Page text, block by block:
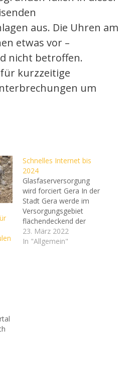
aus. Die Uhren am
etwas vor –
nicht betroffen.
kurzzeitige
um
Schnelles Internet bis
2024
Glasfaserversorgung
wird forciert Gera In der
Stadt Gera werde im
Versorgungsgebiet
flächendeckend der
Ausbau mit Glasfaser für
ein künftiges schnelles
23. März 2022
In "Allgemein"